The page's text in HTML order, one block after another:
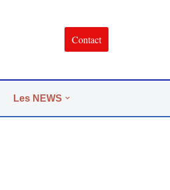
Contact
Les NEWS